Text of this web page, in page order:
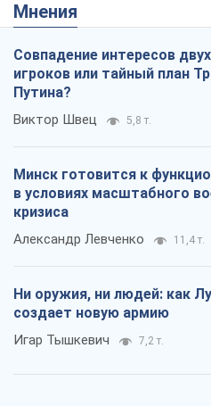
Мнения
Совпадение интересов
игроков или тайный план
Путина?
Виктор Швец 5,8 т.
Минск готовится к
в условиях масштабного
кризиса
Александр Левченко 11,4 т.
Ни оружия, ни людей: как
создает новую армию
Игар Тышкевич 7,2 т.